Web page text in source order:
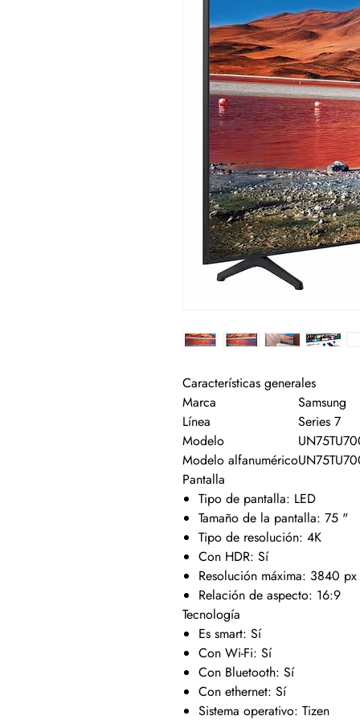
Características generales
Marca
Samsung
Línea
Series 7
Modelo
Modelo alfanumérico
Pantalla
Tipo de pantalla: LED
Tamaño de la pantalla: 75 "
Tipo de resolución: 4K
Con HDR: Sí
Resolución máxima: 3840
Relación de aspecto: 16:9
Tecnología
Es smart: Sí
Con Wi-Fi: Sí
Con Bluetooth: Sí
Con ethernet: Sí
Sistema operativo: Tizen